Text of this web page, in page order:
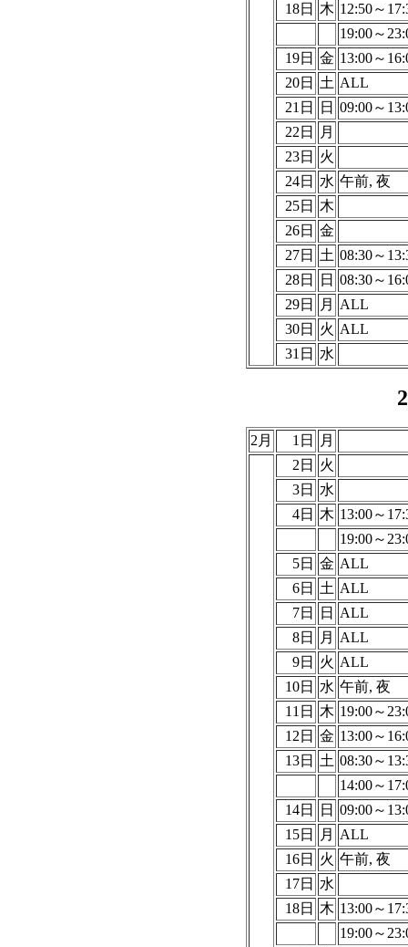
18日
木 12:50～
19:00～
19日 金 13:00～
20日
土 ALL
21日
日 09:00～
22日
月
23日
火
24日
水 午前, 夜
25日
木
26日 金
27日
土 08:30～
28日
日 08:30～
29日
月
ALL
30日
火 ALL
31日
水
2月 1日
月
2日
火
3日
水
4日
木 13:00～
19:00～
5日 金 ALL
6日
土 ALL
7日
日
ALL
8日
月
ALL
9日
火 ALL
10日
水 午前, 夜
11日
木 19:00～
12日 金 13:00～
13日
土 08:30～
14:00～
14日
日 09:00～
15日
月
ALL
16日
火 午前, 夜
17日
水
18日
木 13:00～
19:00～